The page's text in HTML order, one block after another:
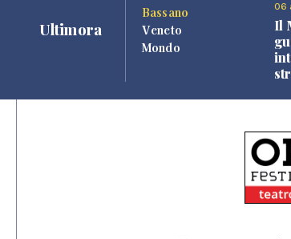
Ultimora
Bassano
Veneto
Mondo
06
Il